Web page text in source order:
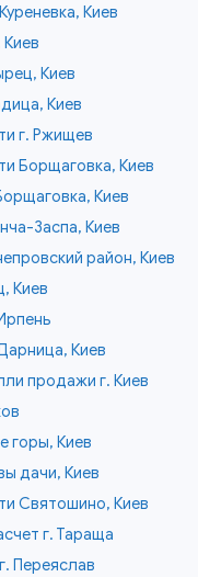
Киев
Киев
Киев
г. Ржищев
Борщаговка, Киев
Киев
Заспа, Киев
район, Киев
Киев
Киев
продажи г. Киев
горы, Киев
дачи, Киев
Святошино, Киев
г. Тараща
Переяслав